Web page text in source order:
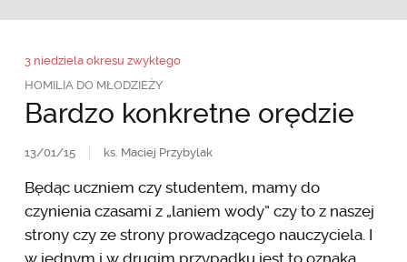
3 niedziela okresu zwykłego
HOMILIA DO MŁODZIEŻY
Bardzo konkretne orędzie
13/01/15 ks. Maciej Przybylak
Będąc uczniem czy studentem, mamy do
czynienia czasami z „laniem wody” czy to z naszej
strony czy ze strony prowadzącego nauczyciela. I
w jednym i w drugim przypadku jest to oznaka